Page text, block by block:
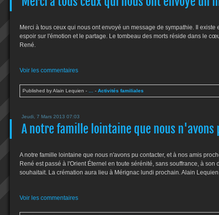
Merci à tous ceux qui nous ont envoyé un message de sympathie. Il existe
espoir sur l'émotion et le partage. Le tombeau des morts réside dans le
René.
Voir les commentaires
Published by Alain Lequien - … - Activités familiales
Jeudi, 7 Mars 2013 07:03
A notre famille lointaine que nous n'avons
A notre famille lointaine que nous n'avons pu contacter, et à nos amis
René est passé à l'Orient Éternel en toute sérénité, sans souffrance, à son
souhaitait. La crémation aura lieu à Mérignac lundi prochain. Alain Lequien
Voir les commentaires